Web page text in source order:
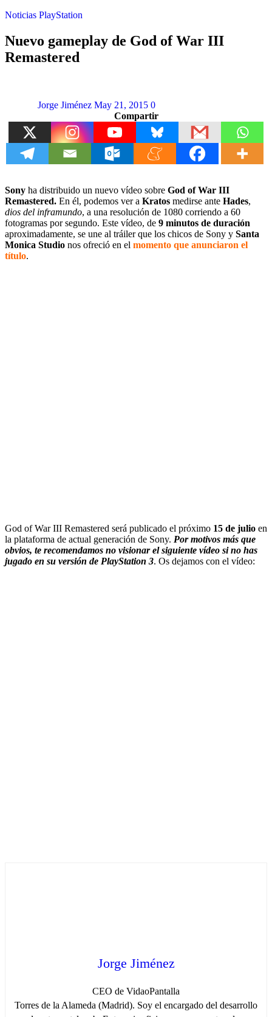
Noticias PlayStation
Nuevo gameplay de God of War III
Remastered
Jorge Jiménez May 21, 2015 0
Compartir
Sony ha distribuido un nuevo vídeo sobre God of War III
Remastered. En él, podemos ver a Kratos medirse ante Hades,
dios del inframundo, a una resolución de 1080 corriendo a 60
fotogramas por segundo. Este vídeo, de 9 minutos de duración
aproximadamente, se une al tráiler que los chicos de Sony y Santa
Monica Studio nos ofreció en el momento que anunciaron el
título.
God of War III Remastered será publicado el próximo 15 de julio en
la plataforma de actual generación de Sony. Por motivos más que
obvios, te recomendamos no visionar el siguiente vídeo si no has
jugado en su versión de PlayStation 3. Os dejamos con el vídeo:
Jorge Jiménez
CEO de VidaoPantalla
Torres de la Alameda (Madrid). Soy el encargado del desarrollo